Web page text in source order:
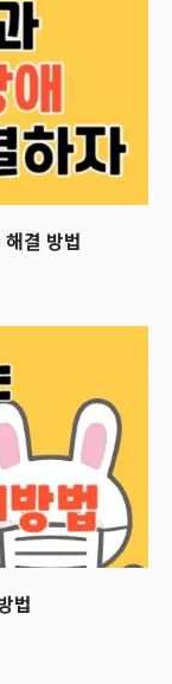
결 방법
법